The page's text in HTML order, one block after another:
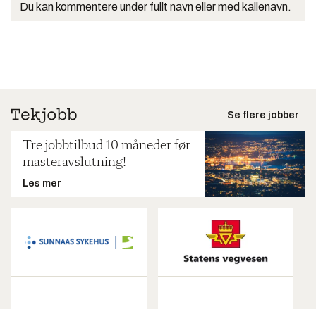
Du kan kommentere under fullt navn eller med kallenavn.
Se flere jobber
Tre jobbtilbud 10 måneder før
masteravslutning!
Les mer